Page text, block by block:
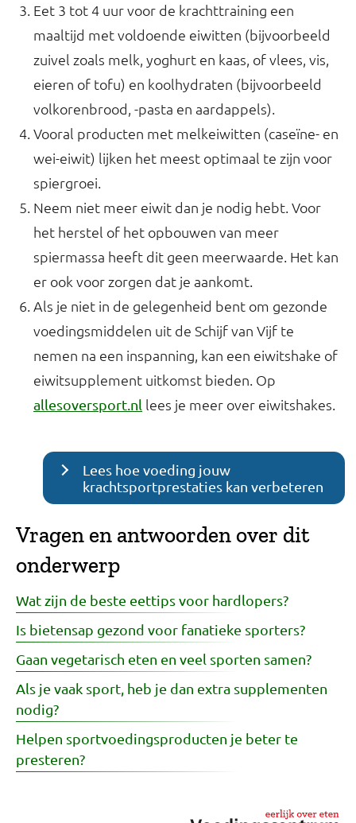
Eet 3 tot 4 uur voor de krachttraining een
maaltijd met voldoende eiwitten (bijvoorbeeld
zuivel zoals melk, yoghurt en kaas, of vlees, vis,
eieren of tofu) en koolhydraten (bijvoorbeeld
volkorenbrood, -pasta en aardappels).
Vooral producten met melkeiwitten (caseïne- en
wei-eiwit) lijken het meest optimaal te zijn voor
spiergroei.
Neem niet meer eiwit dan je nodig hebt. Voor
het herstel of het opbouwen van meer
spiermassa heeft dit geen meerwaarde. Het kan
er ook voor zorgen dat je aankomt.
Als je niet in de gelegenheid bent om gezonde
voedingsmiddelen uit de Schijf van Vijf te
nemen na een inspanning, kan een eiwitshake of
eiwitsupplement uitkomst bieden. Op
allesoversport.nl lees je meer over eiwitshakes.
Lees hoe voeding jouw
krachtsportprestaties kan verbeteren
Vragen en antwoorden over dit
onderwerp
Wat zijn de beste eettips voor hardlopers?
Is bietensap gezond voor fanatieke sporters?
Gaan vegetarisch eten en veel sporten samen?
Als je vaak sport, heb je dan extra supplementen
nodig?
Helpen sportvoedingsproducten je beter te
presteren?